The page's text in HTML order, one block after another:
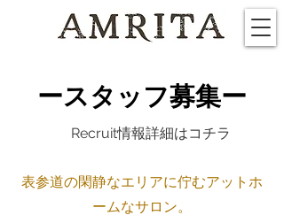
ースタッフ募集ー
Recruit情報詳細はコチラ
表参道の閑静なエリアに佇むアットホ
ームなサロン。